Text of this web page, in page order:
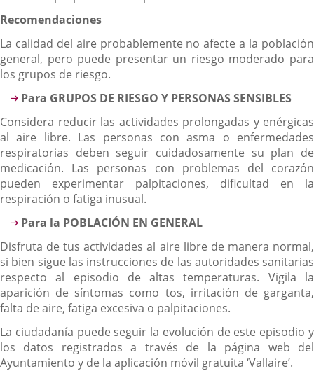
Recomendaciones
La calidad del aire probablemente no afecte a la población
general, pero puede presentar un riesgo moderado para
los grupos de riesgo.
Para GRUPOS DE RIESGO Y PERSONAS SENSIBLES
Considera reducir las actividades prolongadas y enérgicas
al aire libre. Las personas con asma o enfermedades
respiratorias deben seguir cuidadosamente su plan de
medicación. Las personas con problemas del corazón
pueden experimentar palpitaciones, dificultad en la
respiración o fatiga inusual.
Para la POBLACIÓN EN GENERAL
Disfruta de tus actividades al aire libre de manera normal,
si bien sigue las instrucciones de las autoridades sanitarias
respecto al episodio de altas temperaturas. Vigila la
aparición de síntomas como tos, irritación de garganta,
falta de aire, fatiga excesiva o palpitaciones.
La ciudadanía puede seguir la evolución de este episodio y
los datos registrados a través de la página web del
Ayuntamiento y de la aplicación móvil gratuita ‘Vallaire’.